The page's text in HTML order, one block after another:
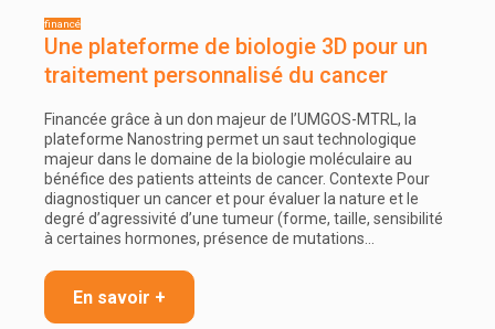
Une plateforme de biologie 3D pour un
traitement personnalisé du cancer
Financée grâce à un don majeur de l’UMGOS-MTRL, la
plateforme Nanostring permet un saut technologique
majeur dans le domaine de la biologie moléculaire au
bénéfice des patients atteints de cancer. Contexte Pour
diagnostiquer un cancer et pour évaluer la nature et le
degré d’agressivité d’une tumeur (forme, taille, sensibilité
à certaines hormones, présence de mutations…
En savoir +